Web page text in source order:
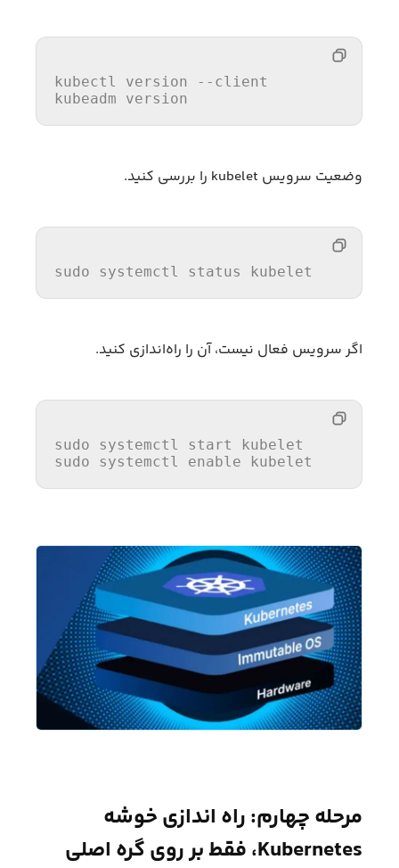
kubectl version
--client
kubeadm version
وضعیت سرویس kubelet را بررسی کنید.
sudo systemctl status kubelet
اگر سرویس فعال نیست، آن را راه‌اندازی کنید.
sudo systemctl start kubelet
sudo systemctl enable kubelet
مرحله چهارم: راه اندازی خوشه
Kubernetes، فقط بر روی گره اصلی